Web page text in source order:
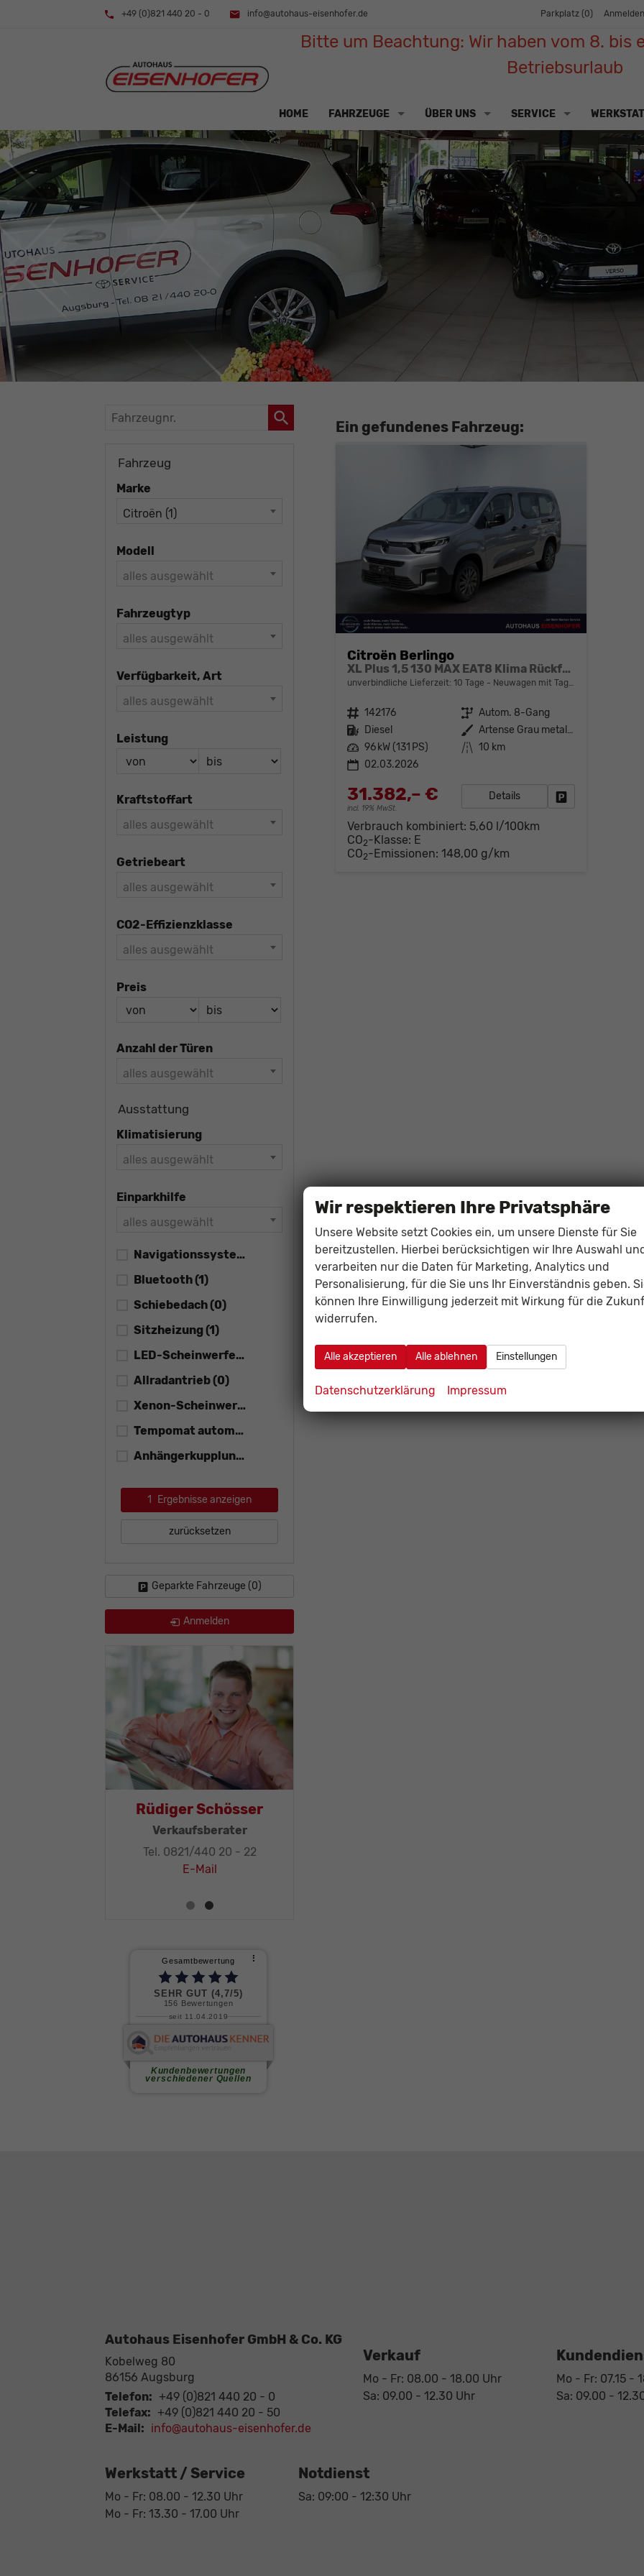
+49 (0)821 440 20 - 0 info@autohaus-eisenhofer.de Parkplatz (0) Anmelden
Bitte um Beachtung: Wir haben vom 8. bis
Betriebsurlaub
HOME FAHRZEUGE ÜBER UNS SERVICE
Ein gefundenes Fahrzeug:
Citroën Berlingo
XL Plus 1,5 130 MAX EAT8 Klima Rückfahrkamera Einparkhilfe Navigation Sitzheizung Keyless
unverbindliche Lieferzeit: 10 Tage Neuwagen mit Tageszulassung
Fahrzeugnr. 142176 Getriebe Autom. 8-Gang
Kraftstoff Diesel Außenfarbe
Artense Grau metallic
Leistung 96 kW (131 PS) Kilometerstand 10 km
02.03.2026
31.382,– €
incl. 19% MwSt.
Details
Verbrauch kombiniert: 5,60 l/100km
CO2-Klasse: E
CO2-Emissionen: 148,00 g/km
Fahrzeugnr.
Fahrzeug
Marke
Citroën (1)
Modell
alles ausgewählt
Fahrzeugtyp
alles ausgewählt
Verfügbarkeit, Art
alles ausgewählt
Leistung
Kraftstoffart
alles ausgewählt
Getriebeart
alles ausgewählt
CO2-Effizienzklasse
alles ausgewählt
Preis
Anzahl der Türen
alles ausgewählt
Ausstattung
Klimatisierung
alles ausgewählt
Einparkhilfe
alles ausgewählt
Navigationssystem
Bluetooth(1)
Schiebedach(0)
Sitzheizung(1)
LED-Scheinwerfer(1)
Allradantrieb(0)
Xenon-Scheinwerfer
Tempomat automatisch (ACC)
Anhängerkupplung
1 Ergebnisse anzeigen
zurücksetzen
Geparkte Fahrzeuge (0)
Anmelden
Rüdiger Schösser
Verkaufsberater
Tel. 0821/440 20 - 22
E-Mail
Autohaus Eisenhofer GmbH & Co. KG
Kobelweg 80
86156 Augsburg
Telefon: +49 (0)821 440 20 - 0
Telefax: +49 (0)821 440 20 - 50
E-Mail: info@autohaus-eisenhofer.de
Verkauf
Mo - Fr: 08.00 - 18.00 Uhr
Sa: 09.00 - 12.30 Uhr
Mo - Fr: 07.15 -
Sa: 09.00 -
Werkstatt / Service
Mo - Fr: 08.00 - 12.30 Uhr
Mo - Fr: 13.30 - 17.00 Uhr
Notdienst
Sa: 09:00 - 12:30 Uhr
Wir respektieren Ihre Privatsphäre
Unsere Website setzt Cookies ein, um unsere Dienste für Sie
bereitzustellen. Hierbei berücksichtigen wir Ihre Auswahl
verarbeiten nur die Daten für Marketing, Analytics und
Personalisierung, für die Sie uns Ihr Einverständnis geben.
können Ihre Einwilligung jederzeit mit Wirkung für die
widerrufen.
Alle akzeptieren Alle ablehnen Einstellungen
Datenschutzerklärung Impressum